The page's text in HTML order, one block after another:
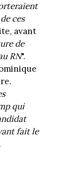
ces
avant
de
RN".
qui
fait le